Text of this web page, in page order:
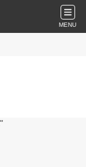
MENU